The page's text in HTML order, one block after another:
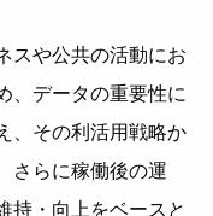
スや公共の活動にお
、データの重要性に
、その利活用戦略か
さらに稼働後の運
持・向上をベースと